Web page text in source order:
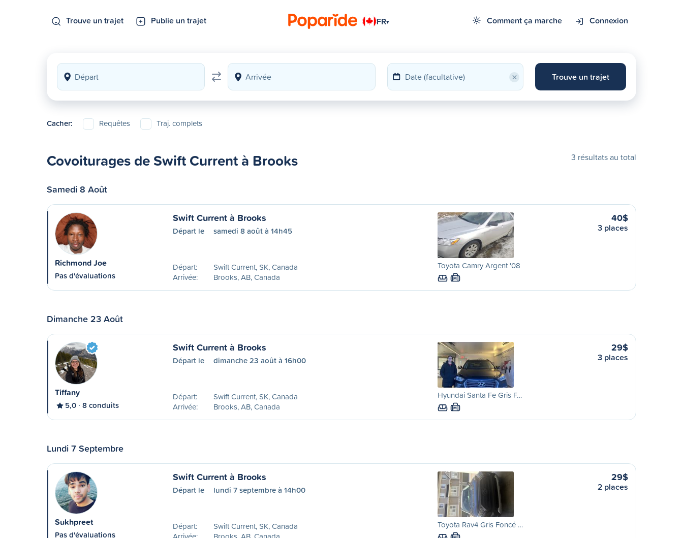
Trouve un trajet Publie un trajet FR▾ Comment ça marche Connexion
× Trouve un trajet
Cacher: Requêtes Traj. complets
Covoiturages de Swift Current à Brooks 3 résultats au total
Samedi 8 Août
Richmond Joe
Pas d'évaluations
Swift Current à Brooks
Départ le samedi 8 août à 14h45
Départ:
Swift Current, SK, Canada
Arrivée:
Brooks, AB, Canada
Toyota Camry Argent '08
M
40$
3 places
Dimanche 23 Août
Tiffany
5,0 8 conduits
Swift Current à Brooks
Départ le dimanche 23 août à 16h00
Départ:
Swift Current, SK, Canada
Arrivée:
Brooks, AB, Canada
Hyundai Santa Fe Gris F…
M
29$
3 places
Lundi 7 Septembre
Sukhpreet
Pas d'évaluations
Swift Current à Brooks
Départ le lundi 7 septembre à 14h00
Départ:
Swift Current, SK, Canada
Toyota Rav4 Gris Foncé …
29$
2 places